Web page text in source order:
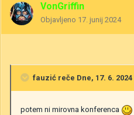
VonGriffin
Objavljeno 17. junij 2024
fauzić reče Dne, 17. 6. 2024
potem ni mirovna konferenca